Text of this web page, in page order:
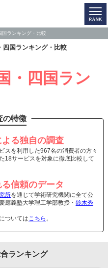
国ランキング・比較
四国ランキング・比較
・四国ラン
の特徴
る独自の調査
スを利用した967名の消費者の方々
18サービスを対象に徹底比較して
信頼のデータ
所を通じて学術研究機関に全て公
應義塾大学理工学部教授・ 鈴木秀
ついてはこちら 。
ランキング